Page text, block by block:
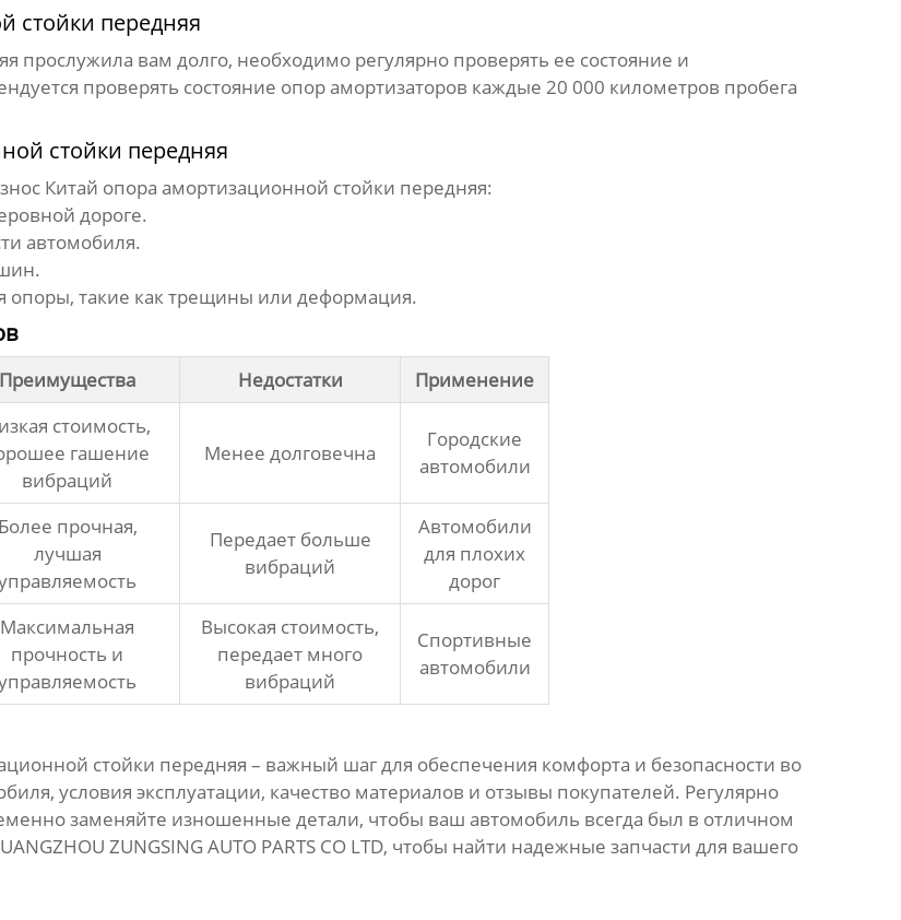
стойки передняя
прослужила вам долго, необходимо регулярно проверять ее состояние и
проверять состояние опор амортизаторов каждые 20 000 километров пробега
стойки передняя
Китай опора амортизационной стойки передняя:
дороге.
автомобиля.
опоры, такие как трещины или деформация.
Преимущества Недостатки Применение
стоимость,
гашение
вибраций
Менее долговечна
Городские
автомобили
Более прочная,
лучшая
Передает больше
вибраций
Автомобили
для плохих
дорог
Максимальная
прочность и
Высокая стоимость,
передает много
вибраций
Спортивные
автомобили
стойки передняя – важный шаг для обеспечения комфорта и безопасности во
условия эксплуатации, качество материалов и отзывы покупателей. Регулярно
заменяйте изношенные детали, чтобы ваш автомобиль всегда был в отличном
ZUNGSING AUTO PARTS CO LTD, чтобы найти надежные запчасти для вашего